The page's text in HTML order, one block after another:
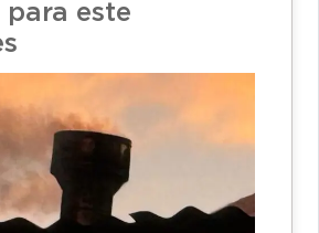
para este